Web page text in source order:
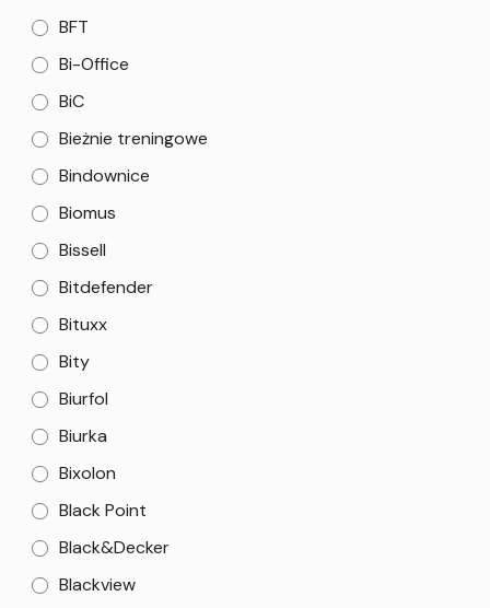
BFT
Bi-Office
BiC
Bieżnie treningowe
Bindownice
Biomus
Bissell
Bitdefender
Bituxx
Bity
Biurfol
Biurka
Bixolon
Black Point
Black&Decker
Blackview